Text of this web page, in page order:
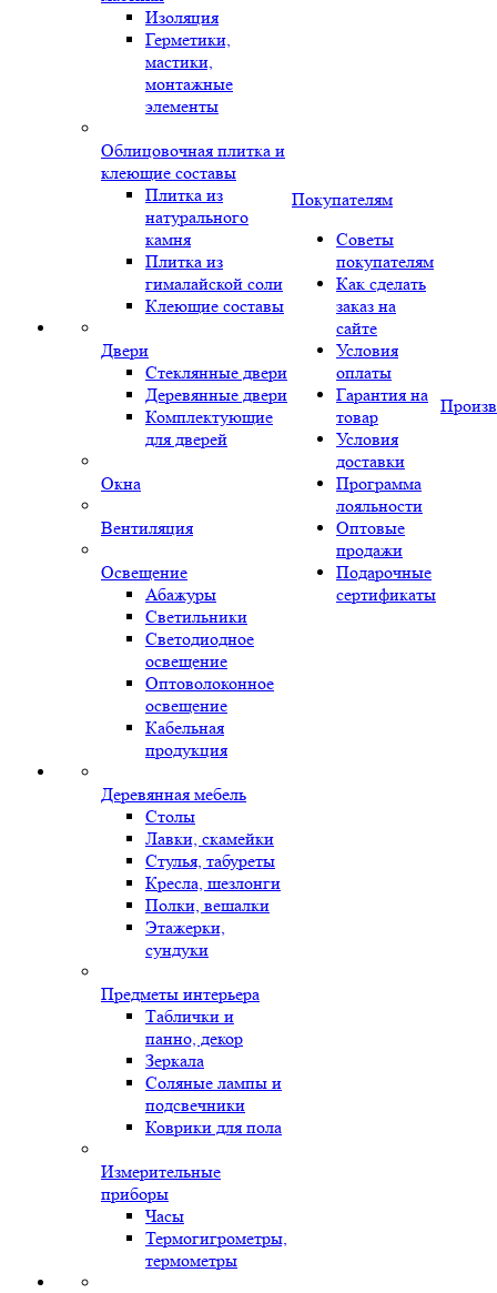
Изоляция
Герметики,
мастики,
монтажные
элементы
Облицовочная плитка и
клеющие составы
Плитка из
натурального
камня
Плитка из
гималайской соли
Клеющие составы
Двери
Стеклянные двери
Деревянные двери
Комплектующие
для дверей
Окна
Вентиляция
Освещение
Абажуры
Светильники
Светодиодное
освещение
Оптоволоконное
освещение
Кабельная
продукция
Деревянная мебель
Столы
Лавки, скамейки
Стулья, табуреты
Кресла, шезлонги
Полки, вешалки
Этажерки,
сундуки
Предметы интерьера
Таблички и
панно, декор
Зеркала
Соляные лампы и
подсвечники
Коврики для пола
Измерительные
приборы
Часы
Термогигрометры,
термометры
Покупателям
Советы
покупателям
Как сделать
заказ на
сайте
Условия
оплаты
Гарантия на
товар
Условия
доставки
Программа
лояльности
Оптовые
продажи
Подарочные
сертификаты